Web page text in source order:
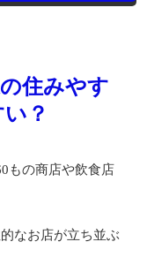
住みやす
？
もの商店や飲食店
なお店が立ち並ぶ